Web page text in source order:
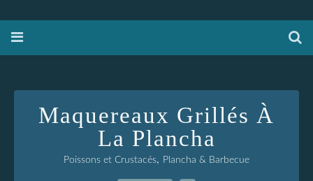
Maquereaux Grillés À
La Plancha
Poissons et Crustacés, Plancha & Barbecue